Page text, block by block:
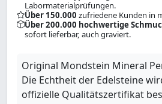
Labormaterialprüfungen.
Über 150.000 zufriedene Kunden in
Über 200.000 hochwertige
sofort lieferbar, auch graviert.
Original Mondstein Mineral
Die Echtheit der Edelsteine
offizielle Qualitätszertifikat